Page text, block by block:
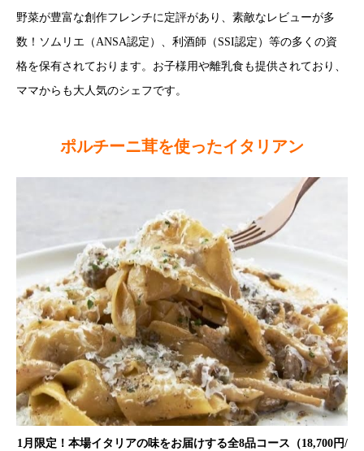
野菜が豊富な創作フレンチに定評があり、素敵なレビューが多
数！ソムリエ（ANSA認定）、利酒師（SSI認定）等の多くの資
格を保有されております。お子様用や離乳食も提供されており、
ママからも大人気のシェフです。
ポルチーニ茸を使ったイタリアン
1月限定！本場イタリアの味をお届けする全8品コース（18,700円/